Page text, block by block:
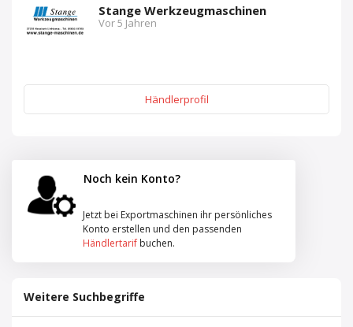
Stange Werkzeugmaschinen
Vor 5 Jahren
Händlerprofil
Noch kein Konto?
Jetzt bei Exportmaschinen ihr persönliches
Konto erstellen und den passenden
Händlertarif buchen.
Weitere Suchbegriffe